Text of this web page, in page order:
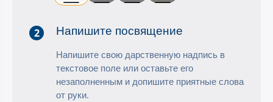
2 Напишите посвящение
Напишите свою дарственную надпись в
текстовое поле или оставьте его
незаполненным и допишите приятные слова
от руки.